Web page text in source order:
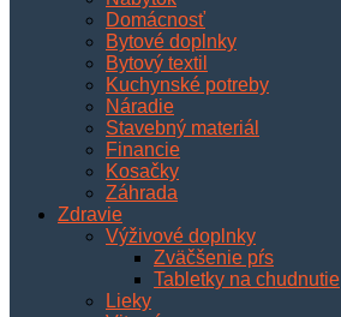
Domácnosť
Bytové doplnky
Bytový textil
Kuchynské potreby
Náradie
Stavebný materiál
Financie
Kosačky
Záhrada
Zdravie
Výživové doplnky
Zväčšenie pŕs
Tabletky na chudnutie
Lieky